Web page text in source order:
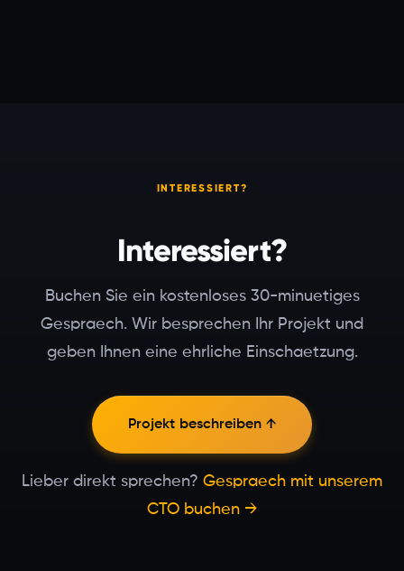
INTERESSIERT?
Interessiert?
Buchen Sie ein kostenloses 30-minuetiges
Gespraech. Wir besprechen Ihr Projekt und
geben Ihnen eine ehrliche Einschaetzung.
Projekt beschreiben ↑
Lieber direkt sprechen? Gespraech mit unserem
CTO buchen →